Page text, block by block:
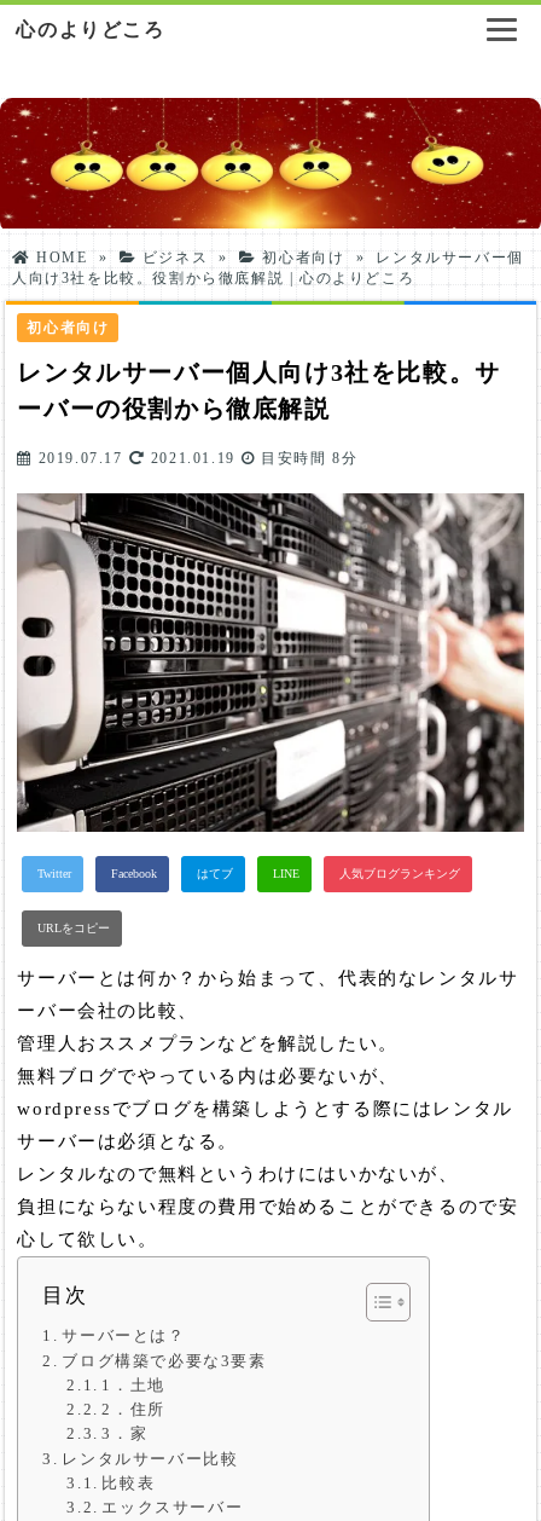
心のよりどころ
HOME » ビジネス » 初心者向け »
レンタルサーバー個
人向け3社を比較。役割から徹底解説 | 心のよりどころ
初心者向け
レンタルサーバー個人向け3社を比較。サ
ーバーの役割から徹底解説
2019.07.17 2021.01.19 目安時間8分
サーバーとは何か？から始まって、代表的なレンタルサ
ーバー会社の比較、
管理人おススメプランなどを解説したい。
無料ブログでやっている内は必要ないが、
wordpressでブログを構築しようとする際にはレンタル
サーバーは必須となる。
レンタルなので無料というわけにはいかないが、
負担にならない程度の費用で始めることができるので安
心して欲しい。
目次
サーバーとは？
ブログ構築で必要な3要素
1．土地
2．住所
3．家
レンタルサーバー比較
比較表
エックスサーバー